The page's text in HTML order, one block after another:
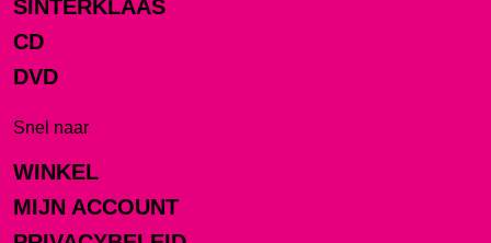
SINTERKLAAS
CD
DVD
Snel naar
WINKEL
MIJN ACCOUNT